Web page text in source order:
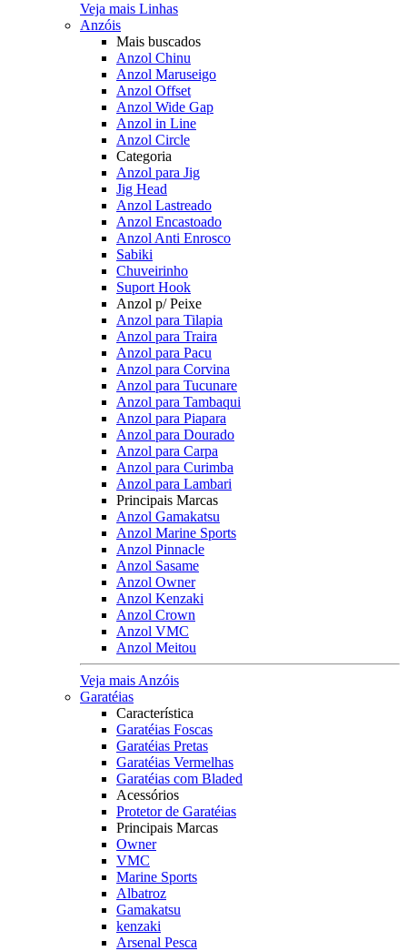
Veja mais Linhas
Anzóis
Mais buscados
Anzol Chinu
Anzol Maruseigo
Anzol Offset
Anzol Wide Gap
Anzol in Line
Anzol Circle
Categoria
Anzol para Jig
Jig Head
Anzol Lastreado
Anzol Encastoado
Anzol Anti Enrosco
Sabiki
Chuveirinho
Suport Hook
Anzol p/ Peixe
Anzol para Tilapia
Anzol para Traira
Anzol para Pacu
Anzol para Corvina
Anzol para Tucunare
Anzol para Tambaqui
Anzol para Piapara
Anzol para Dourado
Anzol para Carpa
Anzol para Curimba
Anzol para Lambari
Principais Marcas
Anzol Gamakatsu
Anzol Marine Sports
Anzol Pinnacle
Anzol Sasame
Anzol Owner
Anzol Kenzaki
Anzol Crown
Anzol VMC
Anzol Meitou
Veja mais Anzóis
Garatéias
Característica
Garatéias Foscas
Garatéias Pretas
Garatéias Vermelhas
Garatéias com Bladed
Acessórios
Protetor de Garatéias
Principais Marcas
Owner
VMC
Marine Sports
Albatroz
Gamakatsu
kenzaki
Arsenal Pesca